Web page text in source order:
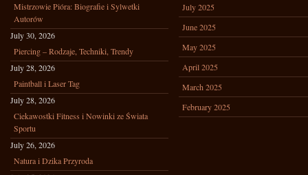
Mistrzowie Pióra: Biografie i Sylwetki
Autorów
July 30, 2026
Piercing – Rodzaje, Techniki, Trendy
July 28, 2026
Paintball i Laser Tag
July 28, 2026
Ciekawostki Fitness i Nowinki ze Świata
Sportu
July 26, 2026
Natura i Dzika Przyroda
July 2025
June 2025
May 2025
April 2025
March 2025
February 2025